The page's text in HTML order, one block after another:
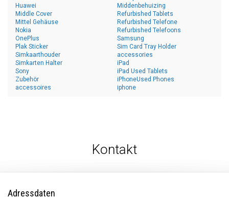
Huawei
Middenbehuizing
Middle Cover
Mittel Gehäuse
Nokia
OnePlus
Plak Sticker
Refurbished Tablets
Refurbished Telefone
Refurbished Telefoons
Samsung
Sim Card Tray Holder
Simkaarthouder
Simkarten Halter
Sony
Zubehör
accessoires
accessories
iPad
iPad Used Tablets
iPhoneUsed Phones
iphone
Kontakt
Adressdaten